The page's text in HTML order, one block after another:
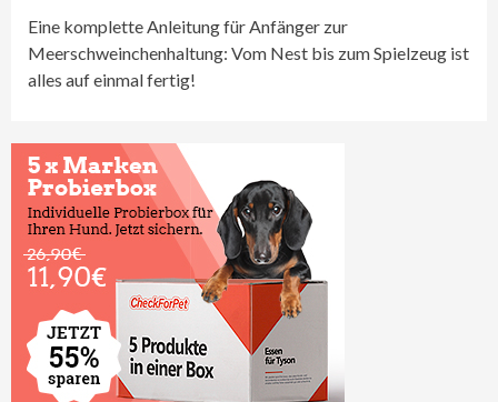
Eine komplette Anleitung für Anfänger zur
Meerschweinchenhaltung: Vom Nest bis zum Spielzeug ist
alles auf einmal fertig!